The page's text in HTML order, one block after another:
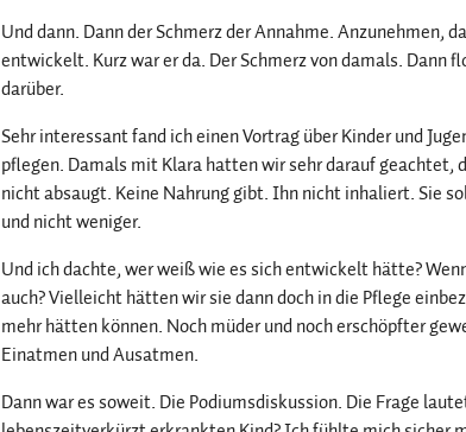
Und dann. Dann der Schmerz der Annahme. Anzunehmen,
entwickelt. Kurz war er da. Der Schmerz von damals. Dann
darüber.
Sehr interessant fand ich einen Vortrag über Kinder und
pflegen. Damals mit Klara hatten wir sehr darauf geachtet,
nicht absaugt. Keine Nahrung gibt. Ihn nicht inhaliert. Sie
und nicht weniger.
Und ich dachte, wer weiß wie es sich entwickelt hätte?
auch? Vielleicht hätten wir sie dann doch in die Pflege
mehr hätten können. Noch müder und noch erschöpfter
Einatmen und Ausatmen.
Dann war es soweit. Die Podiumsdiskussion. Die Frage